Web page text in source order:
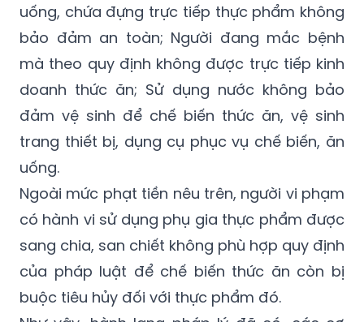
mà theo quy định không được trực tiếp kinh
doanh thức ăn; Sử dụng nước không bảo
đảm vệ sinh để chế biến thức ăn, vệ sinh
trang thiết bị, dụng cụ phục vụ chế biến, ăn
uống.
Ngoài mức phạt tiền nêu trên, người vi phạm
có hành vi sử dụng phụ gia thực phẩm được
sang chia, san chiết không phù hợp quy định
của pháp luật để chế biến thức ăn còn bị
buộc tiêu hủy đối với thực phẩm đó.
Như vậy, hành lang pháp lý đã có, các cơ
quan chức năng cần rà soát, kiểm tra cũng